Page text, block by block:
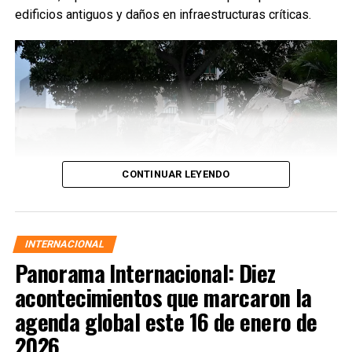
edificios antiguos y daños en infraestructuras críticas.
CONTINUAR LEYENDO
INTERNACIONAL
Panorama Internacional: Diez
acontecimientos que marcaron la
agenda global este 16 de enero de